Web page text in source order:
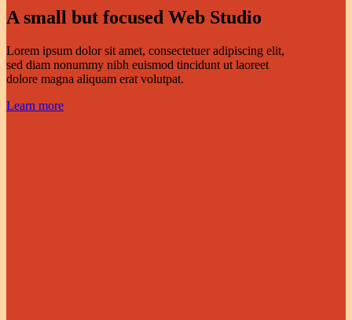
A small but focused Web Studio
Lorem ipsum dolor sit amet, consectetuer adipiscing elit,
sed diam nonummy nibh euismod tincidunt ut laoreet
dolore magna aliquam erat volutpat.
Learn more